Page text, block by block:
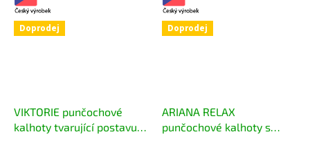
Doprodej
VIKTORIE punčochové
kalhoty tvarující postavu v
Doprodej
ARIANA RELAX
punčochové kalhoty s